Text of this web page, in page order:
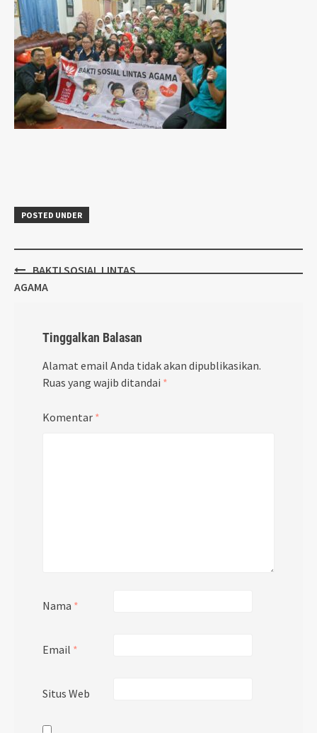
POSTED UNDER
Post
navigation
BAKTI SOSIAL LINTAS
AGAMA
Tinggalkan Balasan
Alamat email Anda tidak akan dipublikasikan.
Ruas yang wajib ditandai *
Komentar *
Nama *
Email *
Situs Web